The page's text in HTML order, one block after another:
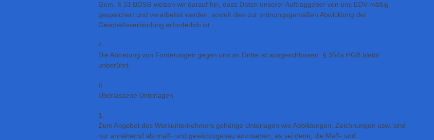
Gem. § 33 BDSG weisen wir darauf hin, dass Daten unserer Auftraggeber von uns EDV-mäßig
gespeichert und verarbeitet werden, soweit dies zur ordnungsgemäßen Abwicklung der
Geschäftsverbindung erforderlich ist.
4.
Die Abtretung von Forderungen gegen uns an Dritte ist ausgeschlossen. § 354a HGB bleibt
unberührt.
II
Überlassene Unterlagen
1.
Zum Angebot des Werkunternehmers gehörige Unterlagen wie Abbildungen, Zeichnungen usw. sind
nur annähernd als maß- und gewichtsgenau anzusehen, es sei denn, die Maß- und